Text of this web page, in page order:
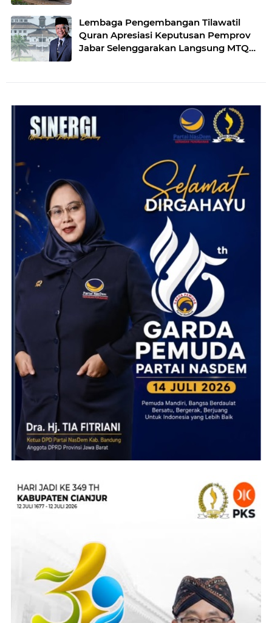
Lembaga Pengembangan Tilawatil
Quran Apresiasi Keputusan Pemprov
Jabar Selenggarakan Langsung MTQ